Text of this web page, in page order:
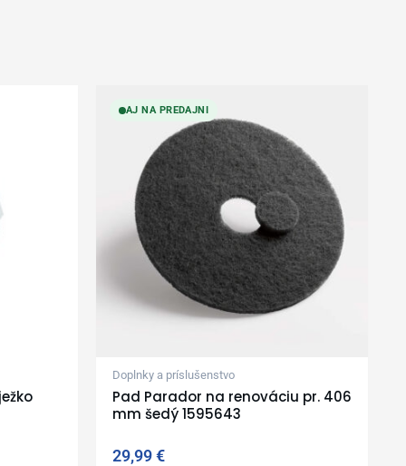
AJ NA PREDAJNI
Doplnky a príslušenstvo
Pad Parador na renováciu pr. 406
mm šedý 1595643
29,99€